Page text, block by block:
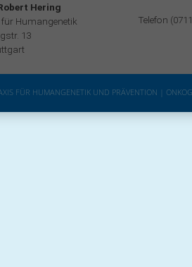
Hering
Humangenetik
13
Telefon
FÜR HUMANGENETIK UND PRÄVENTION |